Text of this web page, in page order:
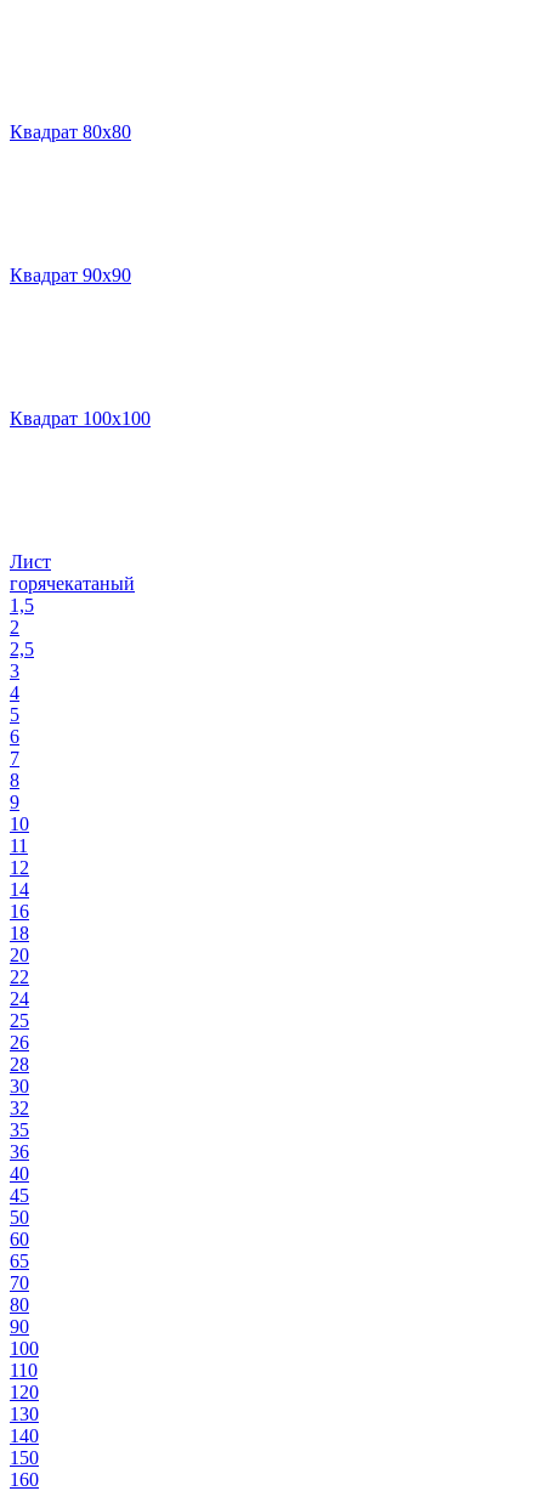
Квадрат 80х80
Квадрат 90х90
Квадрат 100х100
Лист
горячекатаный
1,5
2
2,5
3
4
5
6
7
8
9
10
11
12
14
16
18
20
22
24
25
26
28
30
32
35
36
40
45
50
60
65
70
80
90
100
110
120
130
140
150
160